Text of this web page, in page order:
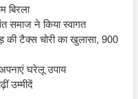
बिरला
समाज ने किया स्वागत
टैक्स चोरी का खुलासा, 900
घरेलू उपाय
उम्मीदें